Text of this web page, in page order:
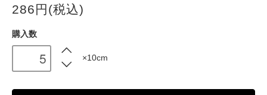
286円(税込)
購入数
×10cm